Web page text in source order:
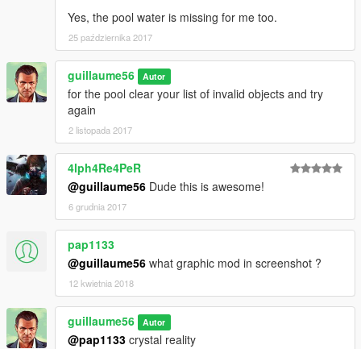
Yes, the pool water is missing for me too.
25 października 2017
guillaume56 Autor
for the pool clear your list of invalid objects and try
again
2 listopada 2017
4lph4Re4PeR
@guillaume56 Dude this is awesome!
6 grudnia 2017
pap1133
@guillaume56 what graphic mod in screenshot ?
12 kwietnia 2018
guillaume56 Autor
@pap1133 crystal reality